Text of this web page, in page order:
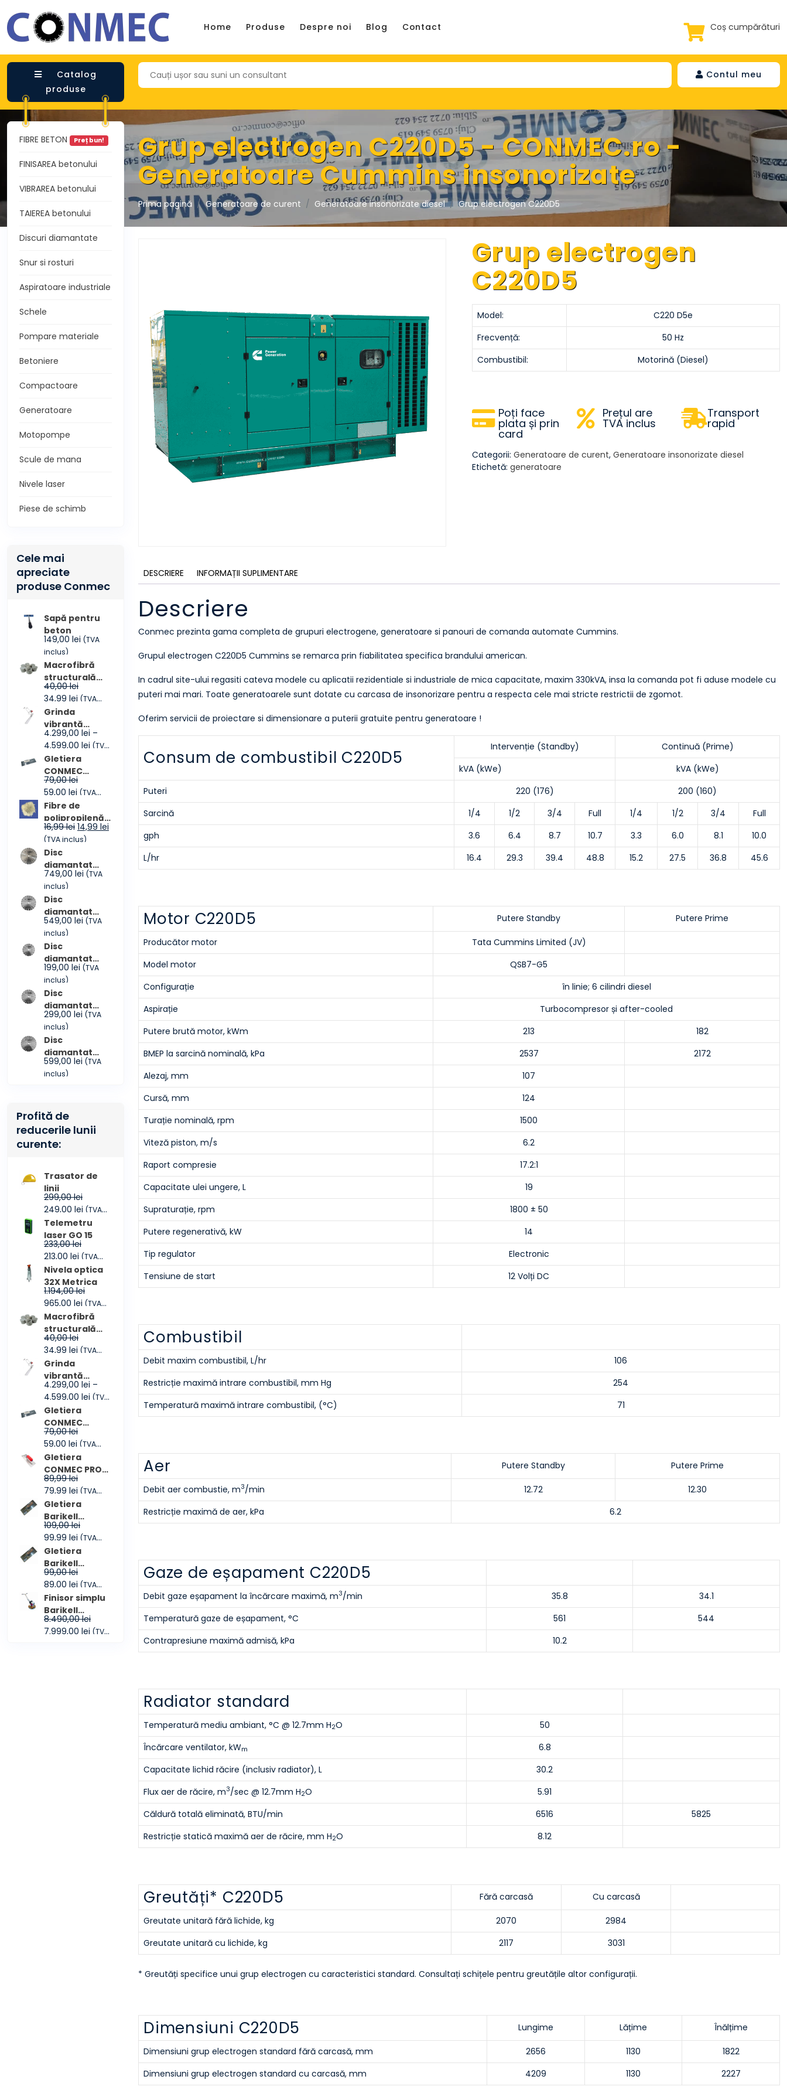
Home Produse Despre noi Blog Contact Coș cumpărături
Catalog
produse
Contul meu
Grup electrogen C220D5 - CONMEC.ro -
Generatoare Cummins insonorizate
Prima pagină Generatoare de curent Generatoare insonorizate diesel Grup electrogen C220D5
Grup electrogen
C220D5
Model:
C220 D5e
Frecvență:
50 Hz
Combustibil:
Motorină (Diesel)
Poți face
plata și prin
card
Prețul are
TVA inclus
Transport
rapid
Categorii: Generatoare de curent, Generatoare insonorizate diesel
Etichetă: generatoare
DESCRIERE INFORMAȚII SUPLIMENTARE
Descriere
Conmec prezinta gama completa de grupuri electrogene, generatoare si panouri de comanda automate Cummins.
Grupul electrogen C220D5 Cummins se remarca prin fiabilitatea specifica brandului american.
In cadrul site-ului regasiti cateva modele cu aplicatii rezidentiale si industriale de mica capacitate, maxim 330kVA, insa la comanda pot fi aduse modele cu
puteri mai mari. Toate generatoarele sunt dotate cu carcasa de insonorizare pentru a respecta cele mai stricte restrictii de zgomot.
Oferim servicii de proiectare si dimensionare a puterii gratuite pentru generatoare !
Consum de combustibil C220D5
Intervenție (Standby)
Continuă (Prime)
kVA (kWe)
kVA (kWe)
Puteri
220 (176)
200 (160)
Sarcină
1/4 1/2 3/4 Full 1/4 1/2 3/4
Full
gph
3.6 6.4 8.7 10.7 3.3 6.0 8.1
10.0
L/hr
16.4 29.3 39.4 48.8 15.2 27.5 36.8 45.6
Motor C220D5 Putere Standby Putere Prime
Producător motor
Tata Cummins Limited (JV)
Model motor
QSB7-G5
Configurație
în linie; 6 cilindri diesel
Aspirație
Turbocompresor și after-cooled
Putere brută motor, kWm
213
182
BMEP la sarcină nominală, kPa
2537
2172
Alezaj, mm
107
Cursă, mm
124
Turație nominală, rpm
1500
Viteză piston, m/s
6.2
Raport compresie
17.2:1
Capacitate ulei ungere, L
19
Supraturație, rpm
1800 ± 50
Putere regenerativă, kW
14
Tip regulator
Electronic
Tensiune de start
12 Volți DC
Combustibil
Debit maxim combustibil, L/hr
106
Restricție maximă intrare combustibil, mm Hg
254
Temperatură maximă intrare combustibil, (°C)
71
Aer Putere Standby Putere Prime
Debit aer combustie, m3/min 12.72
12.30
Restricție maximă de aer, kPa
6.2
Gaze de eșapament C220D5
Debit gaze eșapament la încărcare maximă, m3/min 35.8
34.1
Temperatură gaze de eșapament, °C
561
544
Contrapresiune maximă admisă, kPa
10.2
Radiator standard
Temperatură mediu ambiant, °C @ 12.7mm H2O
50
Încărcare ventilator, kWm
6.8
Capacitate lichid răcire (inclusiv radiator), L
30.2
Flux aer de răcire, m3/sec @ 12.7mm H2O
5.91
Căldură totală eliminată, BTU/min
6516
5825
Restricție statică maximă aer de răcire, mm H2O 8.12
Greutăți* C220D5 Fără carcasă Cu carcasă
Greutate unitară fără lichide, kg 2070
2984
Greutate unitară cu lichide, kg
2117 3031
* Greutăți specifice unui grup electrogen cu caracteristici standard. Consultați schițele pentru greutățile altor configurații.
Dimensiuni C220D5 Lungime Lățime Înălțime
Dimensiuni grup electrogen standard fără carcasă, mm 2656 1130
1822
Dimensiuni grup electrogen standard cu carcasă, mm
4209 1130 2227
FIBRE BETON Preț bun!
FINISAREA betonului
VIBRAREA betonului
TAIEREA betonului
Discuri diamantate
Snur si rosturi
Aspiratoare industriale
Schele
Pompare materiale
Betoniere
Compactoare
Generatoare
Motopompe
Scule de mana
Nivele laser
Piese de schimb
Cele mai
apreciate
produse Conmec
Sapă pentru
beton
149,00 lei (TVA
inclus)
Macrofibră
structurală
CONMEC
FIBRES
40,00lei
Prețul
inițial
a
fost:
40,00 lei.
34,99 lei Prețul
este:
34,99 lei.
(TVA
inclus)
Grinda
vibrantă
CONMEC
Maxscreed3
4.299,00 lei –
4.599,00 lei Interval
până
4.599,00 lei
(TVA
inclus)
Gletiera
CONMEC
355×114 mm
79,00lei
Prețul
inițial
a
fost:
79,00 lei.
59,00 lei Prețul
curent
este:
59,00 lei.
(TVA
inclus)
Fibre de
polipropilenă
(pungă 600
grame)
16,99lei Prețul
inițial
fost:
16,99 lei.
14,99 lei
(TVA inclus)
Disc
diamantat
beton
proaspăt
CONMEC
Premium 350
749,00 lei (TVA
inclus)
Disc
diamantat
beton
proaspăt
CONMEC
Premium 300
549,00 lei (TVA
inclus)
Disc
diamantat
beton
proaspăt
CONMEC
Premium 230
199,00 lei (TVA
inclus)
Disc
diamantat
beton armat
CONMEC 300
299,00 lei (TVA
inclus)
Disc
diamantat
COMBI
CONMEC 450
599,00 lei (TVA
inclus)
Profită de
reducerile lunii
curente:
Trasator de
linii
299,00lei
Prețul
inițial
a
fost:
299,00 lei.
249,00 lei Prețul
curent
este:
(TVA
inclus)
Telemetru
laser GO 15
233,00lei
Prețul
inițial
a
fost:
233,00 lei.
213,00 lei Prețul
curent
este:
213,00 lei.
(TVA
inclus)
Nivela optica
32X Metrica
1.194,00lei
Prețul
inițial
a
fost:
1.194,00 lei.
965,00 lei Prețul
curent
este:
(TVA
inclus)
Macrofibră
structurală
CONMEC
FIBRES
40,00lei
Prețul
inițial
a
fost:
40,00 lei.
34,99 lei Prețul
este:
34,99 lei.
(TVA
inclus)
Grinda
vibrantă
CONMEC
Maxscreed3
4.299,00 lei –
4.599,00 lei Interval
până
4.599,00 lei
(TVA
inclus)
Gletiera
CONMEC
355×114 mm
79,00lei
Prețul
inițial
a
fost:
79,00 lei.
59,00 lei Prețul
curent
este:
59,00 lei.
(TVA
inclus)
Gletiera
CONMEC PRO
300x100mm
89,99lei
Prețul
inițial
a
fost:
89,99 lei.
79,99 lei Prețul
curent
este:
79,99 lei.
(TVA
inclus)
Gletiera
Barikell
360x100mm
109,00lei
Prețul
inițial
a
fost:
109,00 lei.
99,99 lei Prețul
curent
este:
99,99 lei.
(TVA
inclus)
Gletiera
Barikell
300x100mm
99,00lei
Prețul
inițial
a
fost:
99,00 lei.
89,00 lei Prețul
curent
este:
89,00 lei.
(TVA
inclus)
Finisor simplu
Barikell
Moskito 4-60
GX160
8.490,00lei
Prețul
7.999,00 lei Prețul
(TVA